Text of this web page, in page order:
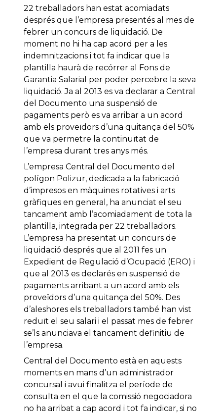
22 treballadors han estat acomiadats
després que l’empresa presentés al mes de
febrer un concurs de liquidació. De
moment no hi ha cap acord per a les
indemnitzacions i tot fa indicar que la
plantilla haurà de recórrer al Fons de
Garantia Salarial per poder percebre la seva
liquidació. Ja al 2013 es va declarar a Central
del Documento una suspensió de
pagaments però es va arribar a un acord
amb els proveïdors d’una quitança del 50%
que va permetre la continuïtat de
l’empresa durant tres anys més.
L’empresa Central del Documento del
polígon Polizur, dedicada a la fabricació
d’impresos en màquines rotatives i arts
gràfiques en general, ha anunciat el seu
tancament amb l’acomiadament de tota la
plantilla, integrada per 22 treballadors.
L’empresa ha presentat un concurs de
liquidació després que al 2011 fes un
Expedient de Regulació d’Ocupació (ERO) i
que al 2013 es declarés en suspensió de
pagaments arribant a un acord amb els
proveïdors d’una quitança del 50%. Des
d’aleshores els treballadors també han vist
reduït el seu salari i el passat mes de febrer
se’ls anunciava el tancament definitiu de
l’empresa.
Central del Documento està en aquests
moments en mans d’un administrador
concursal i avui finalitza el període de
consulta en el que la comissió negociadora
no ha arribat a cap acord i tot fa indicar, si no